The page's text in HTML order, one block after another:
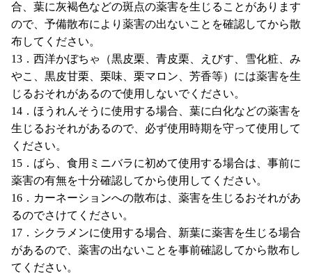
合、葉に灰褐色などの斑点の薬害を生じることがあります
ので、予備散布により薬害の出ないことを確認してから散
布してください。
13．西洋かぼちゃ（黒皮栗、青皮栗、えびす、雪化粧、み
やこ、黒皮甘栗、栗味、栗マロン、芳香等）には薬害を生
じるおそれがあるので使用しないでください。
14．ほうれんそうに使用する場合、葉に白化などの薬害を
生じるおそれがあるので、必ず使用時期を守って使用して
ください。
15．ばら、食用ミニバラに初めて使用する場合は、事前に
薬害の有無を十分確認してから使用してください。
16．カーネーションへの散布は、薬害を生じるおそれがあ
るのでさけてください。
17．シクラメンに使用する場合、新葉に薬害を生じる場合
があるので、薬害の出ないことを事前確認してから散布し
てください。